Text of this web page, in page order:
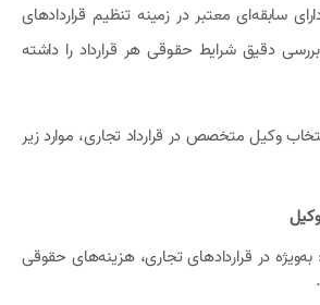
سابقه‌ای معتبر در زمینه تنظیم قراردادهای
دقیق شرایط حقوقی هر قرارداد را داشته
وکیل متخصص در قرارداد تجاری، موارد زیر
: به‌ویژه در قراردادهای تجاری، هزینه‌های حقوقی